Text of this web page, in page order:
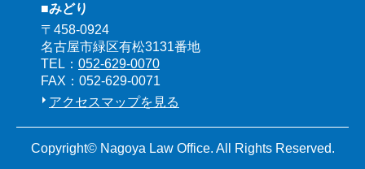
■みどり
〒458-0924
名古屋市緑区有松3131番地
TEL： 052-629-0070
FAX：052-629-0071
アクセスマップを見る
Copyright© Nagoya Law Office. All Rights Reserved.